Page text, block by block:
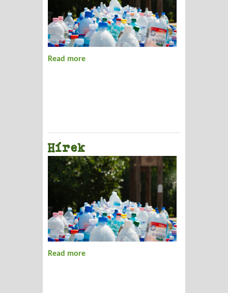
Read more
Hírek
Read more